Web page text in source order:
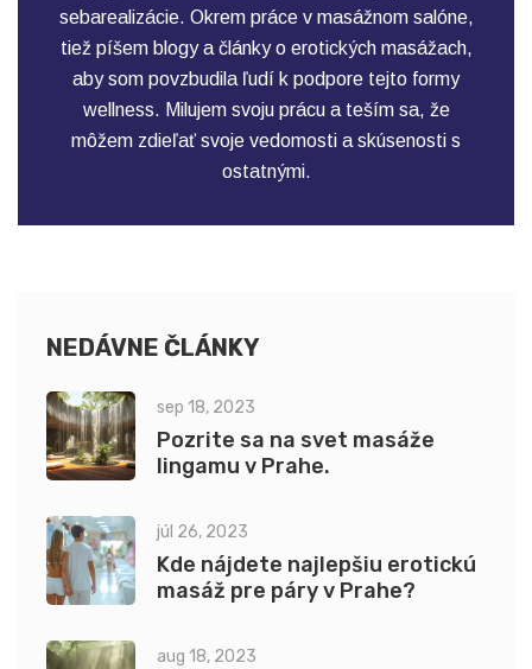
sebarealizácie. Okrem práce v masážnom salóne,
tiež píšem blogy a články o erotických masážach,
aby som povzbudila ľudí k podpore tejto formy
wellness. Milujem svoju prácu a teším sa, že
môžem zdieľať svoje vedomosti a skúsenosti s
ostatnými.
NEDÁVNE ČLÁNKY
sep 18, 2023
Pozrite sa na svet masáže
lingamu v Prahe.
júl 26, 2023
Kde nájdete najlepšiu erotickú
masáž pre páry v Prahe?
aug 18, 2023